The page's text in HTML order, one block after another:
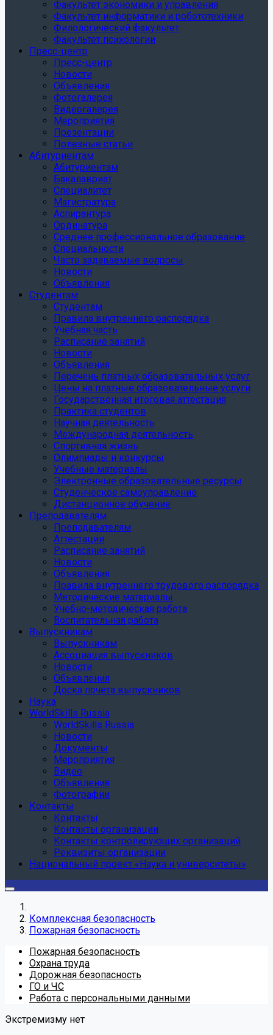
Факультет экономики и управления
Факультет информатики и робототехники
Филологический факультет
Факультет психологии
Пресс-центр
Пресс-центр
Новости
Объявления
Фотогалерея
Видеогалерея
Мероприятия
Презентации
Полезные статьи
Абитуриентам
Абитуриентам
Бакалавриат
Специалитет
Магистратура
Аспирантура
Ординатура
Среднее профессиональное образование
Специальности
Часто задаваемые вопросы
Новости
Объявления
Студентам
Студентам
Правила внутреннего распорядка
Учебная часть
Расписание занятий
Новости
Объявления
Перечень платных образовательных услуг
Цены на платные образовательные услуги
Государственная итоговая аттестация
Практика студентов
Научная деятельность
Международная деятельность
Спортивная жизнь
Олимпиады и конкурсы
Учебные материалы
Электронные образовательные ресурсы
Студенческое самоуправление
Дистанционное обучение
Преподавателям
Преподавателям
Аттестации
Расписание занятий
Новости
Объявления
Правила внутреннего трудового распорядка
Методические материалы
Учебно-методическая работа
Воспитательная работа
Выпускникам
Выпускникам
Ассоциация выпускников
Новости
Объявления
Доска почета выпускников
Наука
WorldSkills Russia
WorldSkills Russia
Новости
Документы
Мероприятия
Видео
Объявления
Фотографии
Контакты
Контакты
Контакты организации
Контакты контролирующих организаций
Реквизиты организации
Национальный проект «Наука и университеты»
Комплексная безопасность
Пожарная безопасность
Пожарная безопасность
Охрана труда
Дорожная безопасность
ГО и ЧС
Работа с персональными данными
Экстремизму нет